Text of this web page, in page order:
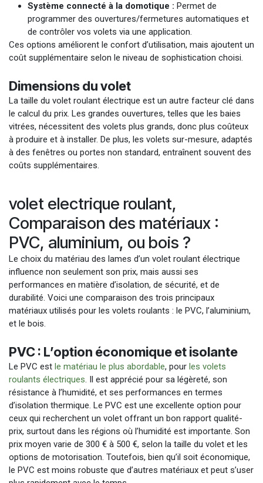
Système connecté à la domotique : Permet de
programmer des ouvertures/fermetures automatiques et
de contrôler vos volets via une application.
Ces options améliorent le confort d’utilisation, mais ajoutent un
coût supplémentaire selon le niveau de sophistication choisi.
Dimensions du volet
La taille du volet roulant électrique est un autre facteur clé dans
le calcul du prix. Les grandes ouvertures, telles que les baies
vitrées, nécessitent des volets plus grands, donc plus coûteux
à produire et à installer. De plus, les volets sur-mesure, adaptés
à des fenêtres ou portes non standard, entraînent souvent des
coûts supplémentaires.
volet electrique roulant,
Comparaison des matériaux :
PVC, aluminium, ou bois ?
Le choix du matériau des lames d’un volet roulant électrique
influence non seulement son prix, mais aussi ses
performances en matière d’isolation, de sécurité, et de
durabilité. Voici une comparaison des trois principaux
matériaux utilisés pour les volets roulants : le PVC, l’aluminium,
et le bois.
PVC : L’option économique et isolante
Le PVC est le matériau le plus abordable, pour les volets
roulants électriques. Il est apprécié pour sa légèreté, son
résistance à l’humidité, et ses performances en termes
d’isolation thermique. Le PVC est une excellente option pour
ceux qui recherchent un volet offrant un bon rapport qualité-
prix, surtout dans les régions où l’humidité est importante. Son
prix moyen varie de 300 € à 500 €, selon la taille du volet et les
options de motorisation. Toutefois, bien qu’il soit économique,
le PVC est moins robuste que d’autres matériaux et peut s’user